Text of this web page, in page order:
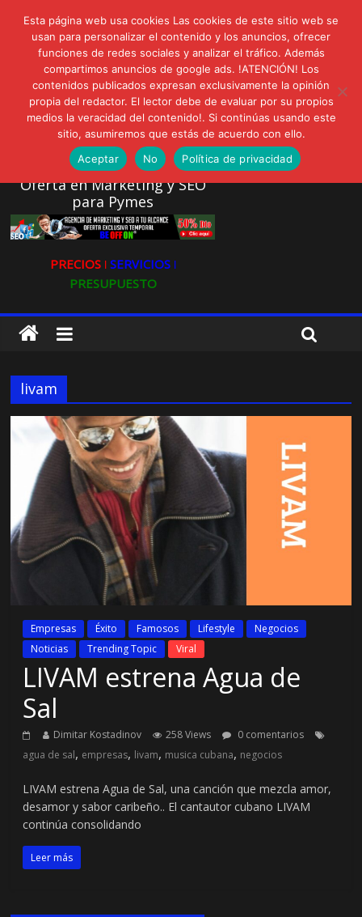
lunes, agosto 3, 2026
Novedades:
AVISPEX PLUS FORTE Bioeffitech y Protección natural sin
dañar el entorno
LIVAM estrena Agua de Sal
Ultravioleta Radio, Cómo una radio sin fines comerciales
conquistó a miles de oyentes
IA: Su importancia en las redes sociales
Gravatar: Tu Huella Digital en las Redes Sociales
Oferta en Marketing y SEO
para Pymes
PRECIOS ǀ SERVICIOS ǀ
PRESUPUESTO
livam
Empresas Éxito Famosos Lifestyle
Negocios
Noticias
Trending Topic Viral
LIVAM estrena Agua de
Sal
Dimitar Kostadinov 258 Views
0 comentarios
agua de sal, empresas, livam, musica cubana, negocios
LIVAM estrena Agua de Sal, una canción que mezcla amor,
desamor y sabor caribeño.. El cantautor cubano LIVAM
continúa consolidando
Leer más
Esta página web usa cookies Las cookies de este sitio web se
usan para personalizar el contenido y los anuncios, ofrecer
funciones de redes sociales y analizar el tráfico. Además
compartimos anuncios de google ads. !ATENCIÓN! Los
contenidos publicados expresan exclusivamente la opinión
propia del redactor. El lector debe de evaluar por su propios
medios la veracidad del contenido!. Si continúas usando este
sitio, asumiremos que estás de acuerdo con ello.
Aceptar
No Política de privacidad